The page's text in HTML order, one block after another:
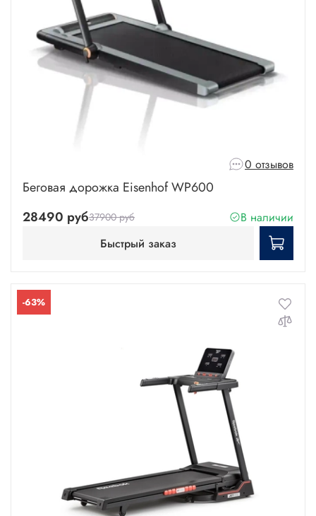
0 отзывов
Беговая дорожка Eisenhof WP600
28490 руб37900 руб
В наличии
Быстрый заказ
-63%